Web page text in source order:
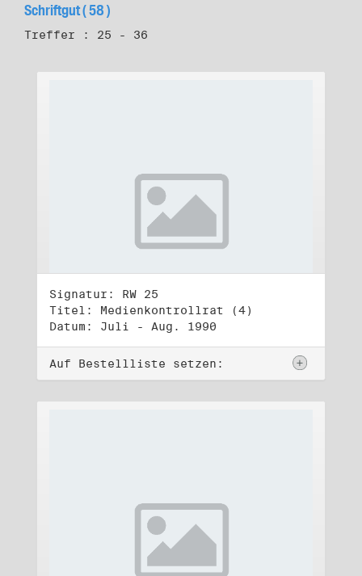
Schriftgut ( 58 )
Treffer : 25 - 36
Signatur: RW 25
Titel: Medienkontrollrat (4)
Datum: Juli - Aug. 1990
Auf Bestellliste setzen: